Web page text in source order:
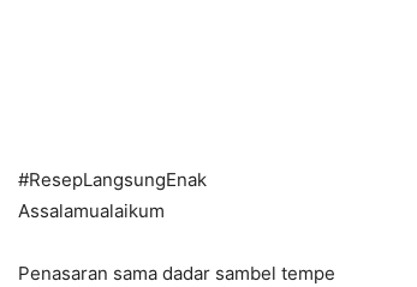
#ResepLangsungEnak
Assalamualaikum
Penasaran sama dadar sambel tempe